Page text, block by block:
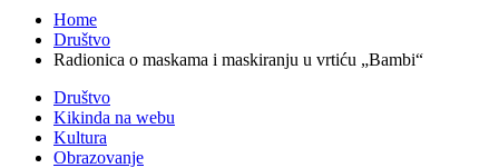
Home
Društvo
Radionica o maskama i maskiranju u vrtiću „Bambi“
Društvo
Kikinda na webu
Kultura
Obrazovanje